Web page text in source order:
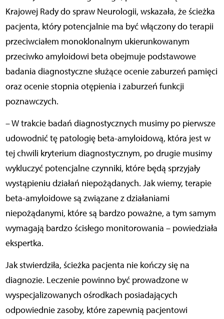
Krajowej Rady do spraw Neurologii, wskazała, że ścieżka
pacjenta, który potencjalnie ma być włączony do terapii
przeciwciałem monoklonalnym ukierunkowanym
przeciwko amyloidowi beta obejmuje podstawowe
badania diagnostyczne służące ocenie zaburzeń pamięci
oraz ocenie stopnia otępienia i zaburzeń funkcji
poznawczych.
– W trakcie badań diagnostycznych musimy po pierwsze
udowodnić tę patologię beta-amyloidową, która jest w
tej chwili kryterium diagnostycznym, po drugie musimy
wykluczyć potencjalne czynniki, które będą sprzyjały
wystąpieniu działań niepożądanych. Jak wiemy, terapie
beta-amyloidowe są związane z działaniami
niepożądanymi, które są bardzo poważne, a tym samym
wymagają bardzo ścisłego monitorowania – powiedziała
ekspertka.
Jak stwierdziła, ścieżka pacjenta nie kończy się na
diagnozie. Leczenie powinno być prowadzone w
wyspecjalizowanych ośrodkach posiadających
odpowiednie zasoby, które zapewnią pacjentowi